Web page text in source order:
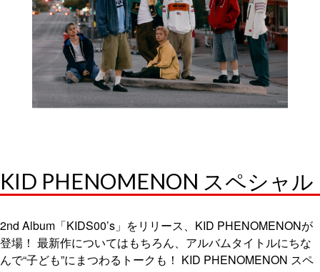
KID PHENOMENON スペシャル
2nd Album「KIDS00’s」をリリース、KID PHENOMENONが
登場！ 最新作についてはもちろん、アルバムタイトルにちな
んで“子ども”にまつわるトークも！ KID PHENOMENON スペ